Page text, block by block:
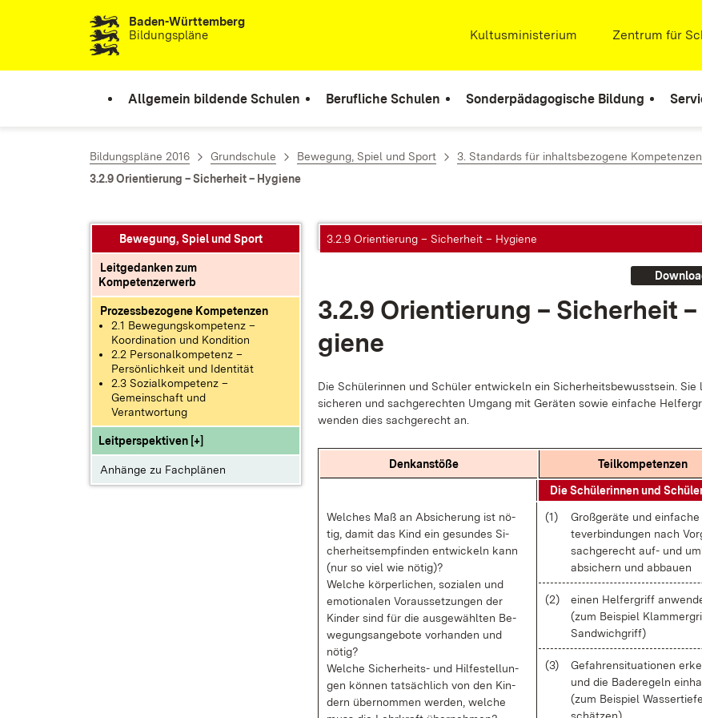
Zum Inhalt springenBaden-Württemberg
Bildungspläne
Extern:
Kultusministerium (Öffnet in neuem
Extern:
Zentrum für
Allgemein bildende Schulen Berufliche Schulen Sonderpädagogische Bildung
Bildungspläne 2016 Grundschule Bewegung, Spiel und Sport 3. Standards für inhaltsbezogene Kompetenzen
3.2.9 Orientierung – Sicherheit – Hygiene
Bewegung, Spiel und Sport
Leitgedanken zum
Kompetenzerwerb
Prozessbezogene Kompetenzen
2.1 Bewegungskompetenz –
Koordination und Kondition
2.2 Personalkompetenz –
Persönlichkeit und Identität
2.3 Sozialkompetenz –
Gemeinschaft und
Verantwortung
Leitperspektiven [+]
Anhänge zu Fachplänen
3.2.9 Orientierung – Sicherheit – Hygiene
3.2.9 Ori­en­tie­rung – Si­cher­heit
gie­ne
Die Schü­le­rin­nen und Schü­ler ent­wi­ckeln ein Si­cher­heits­be­wusst­sein. Sie
si­che­ren und sach­ge­rech­ten Um­gang mit Ge­rä­ten so­wie ein­fa­che
wen­den dies sach­ge­recht an.
Denk­an­stö­ße Teil­kom­pe­ten­zen
Die Schü­le­rin­nen und
Wel­ches Maß an Ab­si­che­rung ist nö­
tig, da­mit das Kind ein ge­sun­des Si­
cher­heits­emp­fin­den ent­wi­ckeln kann
(nur so viel wie nö­tig)?
Wel­che kör­per­li­chen, so­zia­len und
emo­tio­na­len Vor­aus­set­zun­gen der
Kin­der sind für die aus­ge­wähl­ten Be­
we­gungs­an­ge­bo­te vor­han­den und
nö­tig?
Wel­che Si­cher­heits- und Hil­fe­stel­lun­
gen kön­nen tat­säch­lich von den Kin­
dern über­nom­men wer­den, wel­che
(1)
Groß­ge­rä­te und
te­ver­bin­dun­gen nach
sach­ge­recht auf- und
ab­si­chern und ab­bau­en
(2)
ei­nen Hel­fer­griff
(zum Bei­spiel
Sand­wich­griff)
(3)
Ge­fah­ren­si­tua­tio­nen
und die Ba­de­re­geln
(zum Bei­spiel